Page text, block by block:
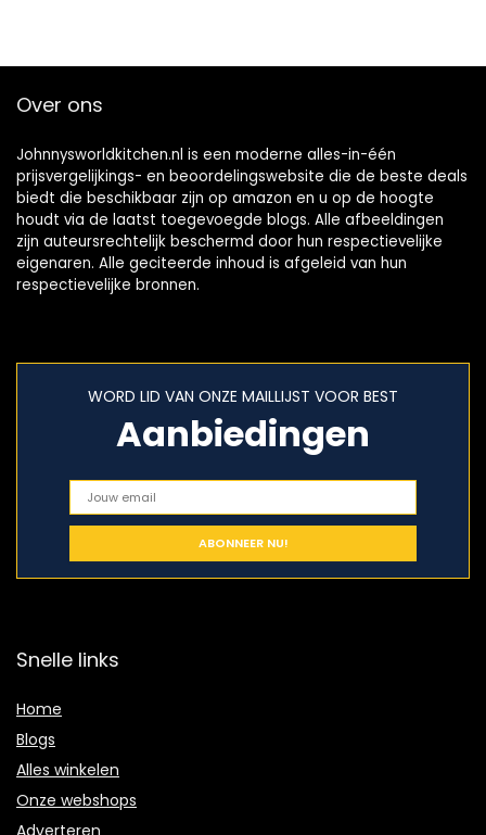
Over ons
Johnnysworldkitchen.nl is een moderne alles-in-één
prijsvergelijkings- en beoordelingswebsite die de beste deals
biedt die beschikbaar zijn op amazon en u op de hoogte
houdt via de laatst toegevoegde blogs. Alle afbeeldingen
zijn auteursrechtelijk beschermd door hun respectievelijke
eigenaren. Alle geciteerde inhoud is afgeleid van hun
respectievelijke bronnen.
WORD LID VAN ONZE MAILLIJST VOOR BEST
Aanbiedingen
Snelle links
Home
Blogs
Alles winkelen
Onze webshops